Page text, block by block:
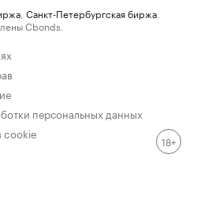
Санкт-Петербургская биржа
Cbonds.
персональных данных
cookie
18+